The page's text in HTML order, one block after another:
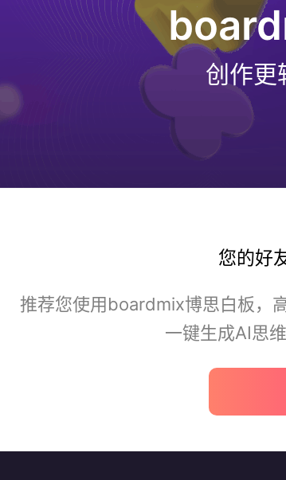
创作更
您的好
推荐您使用boardmix博思白板，
一键生成AI思